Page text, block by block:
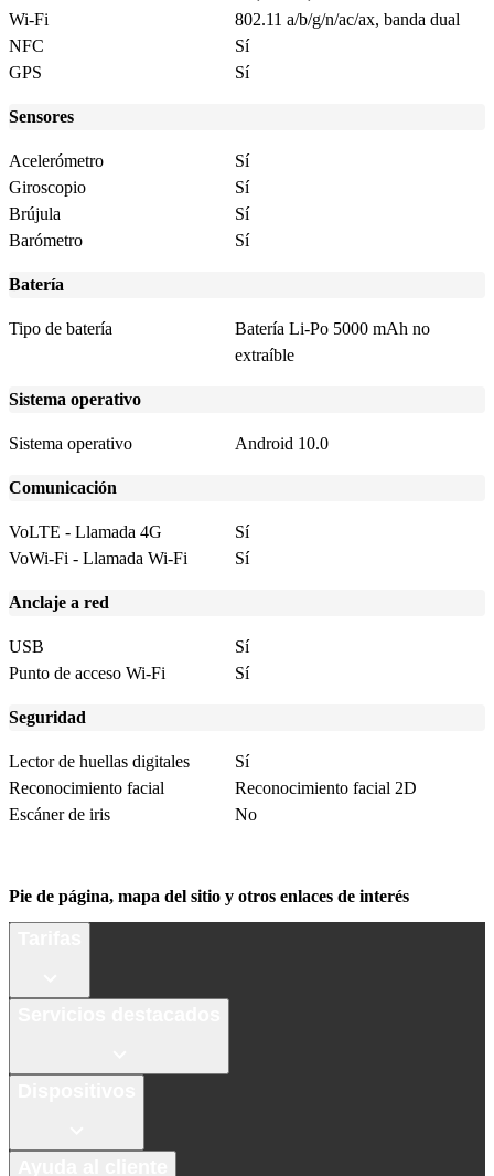
Wi-Fi
802.11 a/b/g/n/ac/ax, banda dual
NFC
Sí
GPS
Sí
Sensores
Acelerómetro
Sí
Giroscopio
Sí
Brújula
Sí
Barómetro
Sí
Batería
Tipo de batería
Batería Li-Po 5000 mAh no
extraíble
Sistema operativo
Sistema operativo Android 10.0
Comunicación
VoLTE - Llamada 4G
Sí
VoWi-Fi - Llamada Wi-Fi
Sí
Anclaje a red
USB
Sí
Punto de acceso Wi-Fi
Sí
Seguridad
Lector de huellas digitales
Sí
Reconocimiento facial
Reconocimiento facial 2D
Escáner de iris
No
Pie de página, mapa del sitio y otros enlaces de interés